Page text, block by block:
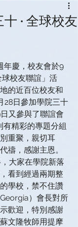
十 · 全球校友
校友聯誼」活
的近百位校友和
28日參加學院三十
又參與了聯誼會
有精彩的專題分組
重聚，親切耳
禱，感謝主恩。
看到經過兩期整
學校，禁不住讚
）會長對所
歡迎，特別感謝
文隆牧師用提摩